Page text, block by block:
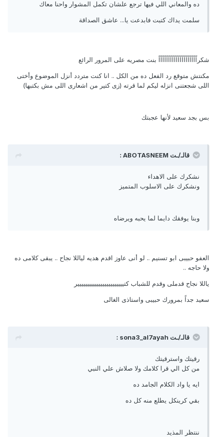
ده والمعاني اللي فيها ترجع علشان تكمل المشوار واحنا معاك
سلمت يداك كتبت فابدعت يا... عاشق الصداقة
شكراًاًاًاًاًاًاًاًاًاًاًاًاًاًاًاًاًاًاًاً بنت مصريه على المرور الرائع
مكنتش متوقع رد الفعل ده من الكل .. انا كنت متردد أنزل الموضوع وأختى
اللى شجعتنى انزله ليكم لما قرته (زى كتير من اشعارى اللى مش بكتبها)
بس بجد سعيد لأنها عجبتك
قالـ/ـت ABOTASNEEM :
نشكرك على الاهداء
ونشكرك على الاسلوب المتميز
وبنا يوفقك دايما لما يحبه ويرضاه
العفو حبيبى ابو تسنيم .. لو أنى عاوز اقدم هديه لياللا نجاح .. يبقى كلامى ده
ولا حاجه ..
ياللا نجاح قدملى وقدم للشباب كتيييييييييييييييييييييييير
سعيد جداً بمرورك حبيبى واستاذى الغالى
قالـ/ـت sona3_al7ayah :
رقيتك واسترقيتك
من كل الي قرا كلامك ولا صلاش علي النبي
ايه يا واد الكلام الجامد ده
بقي كرينكل يطلع منه كل ده
ننتظر المذيد